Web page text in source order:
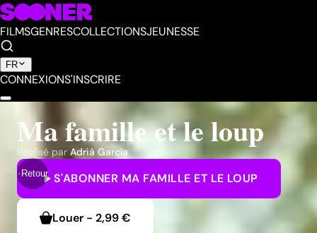
FILMSGENRESCOLLECTIONSJEUNESSE
FR
CONNEXIONS'INSCRIRE
Retour
Ma famille et le loup
Réalisé par Adrià García
S'ABONNER MA FAMILLE ET LE LOUP
Louer - 2,99 €